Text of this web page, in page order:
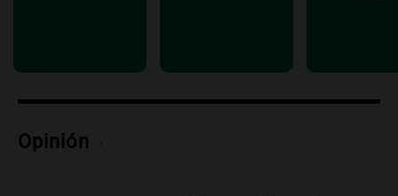
Opinión